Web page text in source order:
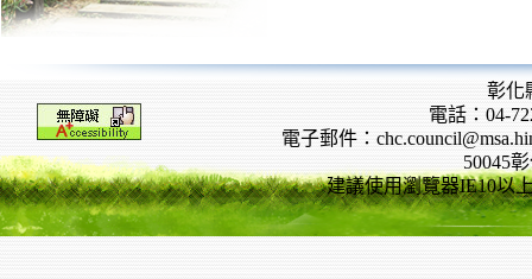
彰化
電話：04-
電子郵件：
50045
建議使用瀏覽器IE10以